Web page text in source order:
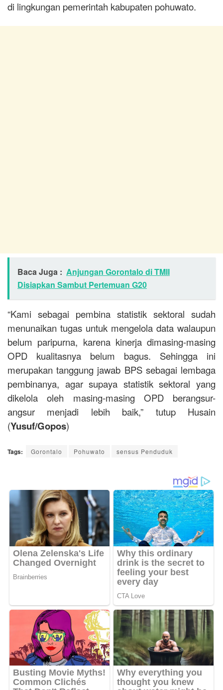
di lingkungan pemerintah kabupaten pohuwato.
Baca Juga : Anjungan Gorontalo di TMII
Disiapkan Sambut Pertemuan G20
“Kami sebagai pembina statistik sektoral sudah
menunaikan tugas untuk mengelola data walaupun
belum paripurna, karena kinerja dimasing-masing
OPD kualitasnya belum bagus. Sehingga ini
merupakan tanggung jawab BPS sebagai lembaga
pembinanya, agar supaya statistik sektoral yang
dikelola oleh masing-masing OPD berangsur-
angsur menjadi lebih baik,” tutup Husain
(Yusuf/Gopos)
Tags: Gorontalo Pohuwato sensus Penduduk